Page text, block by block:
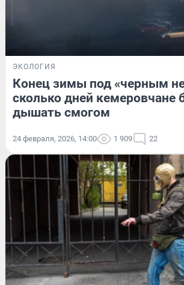
ЭКОЛОГИЯ
Конец зимы под «черным
сколько дней кемеровчане
дышать смогом
24 февраля, 2026, 14:00 1 909 22